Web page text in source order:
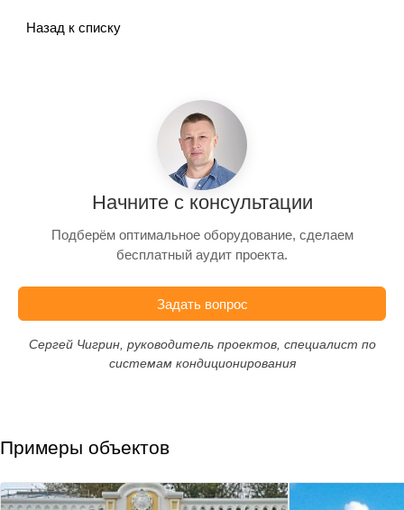
Назад к списку
Начните с консультации
Подберём оптимальное оборудование, сделаем
бесплатный аудит проекта.
Задать вопрос
Сергей Чигрин, руководитель проектов, специалист по
системам кондиционирования
Примеры объектов